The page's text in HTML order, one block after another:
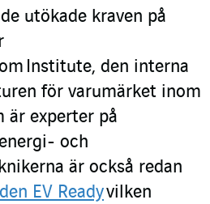
utökade kraven på
Institute, den interna
för varumärket inom
är experter på
och
är också redan
EV Readyvilken